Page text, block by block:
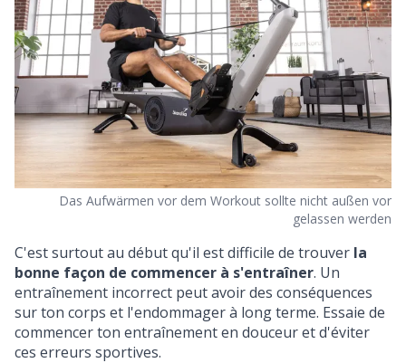
Das Aufwärmen vor dem Workout sollte nicht außen vor
gelassen werden
C'est surtout au début qu'il est difficile de trouver la
bonne façon de commencer à s'entraîner. Un
entraînement incorrect peut avoir des conséquences
sur ton corps et l'endommager à long terme. Essaie de
commencer ton entraînement en douceur et d'éviter
ces erreurs sportives.